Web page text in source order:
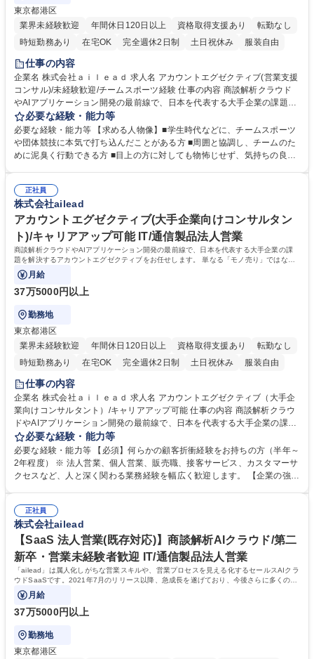
東京都港区
業界未経験歓迎
年間休日120日以上 資格取得支援あり
転勤なし
時短勤務あり
在宅OK 完全週休2日制 土日祝休み 服装自由
仕事の内容
企業名 株式会社ａｉｌｅａｄ 求人名 アカウントエグゼクティブ(営業支援
コンサル)/未経験歓迎/チームスポーツ経験 仕事の内容 商談解析クラウド
やAIアプリケーション開発の最前線で、日本を代表する大手企業の課題を
解決するアカウントエグゼクティブをお任せします。 単なる「モノ売り」
ではなく、担当する大手クライアントのオフィスへ 週に数日出向き、現場
の社員様と二人三脚で業務を進めながら深い信頼関係を築く「現場密着型
（FFDE）」のスタイルです。 ■現場でのリレーション構築と業務サポー
ゼクティブ(営業支援コンサル)/未経験歓迎/チームスポーツ経験
必要な経験・能力等
必要な経験・能力等 【求める人物像】■学生時代などに、チームスポーツ
や団体競技に本気で打ち込んだことがある方 ■周囲と協調し、チームのた
めに泥臭く行動できる方 ■目上の方に対しても物怖じせず、気持ちの良い
品力に加え、最新のAI技術と伴走型のコンサルティングを融合させ、競合
優位性を築いています。 学歴・資格 学歴：大学院 大学 高専 短大 専修学
校 高校 語学力： 資格：
正社員
株式会社ailead
アカウントエグゼクティブ(大手企業向けコンサルタン
ト)/キャリアアップ可能 IT/通信製品法人営業
商談解析クラウドやAIアプリケーション開発の最前線で、日本を代表する大手企業の課
題を解決するアカウントエグゼクティブをお任せします。 単なる「モノ売り」ではな
く、担当する大手クライアントのオフィスへ
月給
37万5000円以上
勤務地
東京都港区
業界未経験歓迎
年間休日120日以上 資格取得支援あり
転勤なし
時短勤務あり
在宅OK 完全週休2日制 土日祝休み 服装自由
仕事の内容
企業名 株式会社ａｉｌｅａｄ 求人名 アカウントエグゼクティブ（大手企
業向けコンサルタント）/キャリアアップ可能 仕事の内容 商談解析クラウ
ドやAIアプリケーション開発の最前線で、日本を代表する大手企業の課題
を解決するアカウントエグゼクティブをお任せします。 単なる「モノ売
り」ではなく、担当する大手クライアントのオフィスへ 週に数日出向き、
顧客の経営・業務課題の把握から解決策の立案、実行までを一気通貫で深
く関与するポジションです。 ■現場でのリレーション構築と業務サポート
クティブ（大手企業向けコンサルタント）/キャリアアップ可能
必要な経験・能力等
必要な経験・能力等 【必須】何らかの顧客折衝経験をお持ちの方（半年～
2年程度） ※ 法人営業、個人営業、販売職、接客サービス、カスタマーサ
クセスなど、人と深く関わる業務経験を幅広く歓迎します。 【企業の強
の新規開拓ではなく、既存顧客と長期的な深い信頼関係を築く営業がした
い方 ■分業型の営業スタイルに物足りなさを感じており、顧客と一気通貫
で関わりたい方 学歴・資格 学歴：大学院 大学 高専 短大 専修学校 高校 語
学力： 資格：
正社員
株式会社ailead
【SaaS 法人営業(既存対応)】商談解析AIクラウド/第二
新卒・営業未経験者歓迎 IT/通信製品法人営業
「ailead」は属人化しがちな営業スキルや、営業プロセスを見える化するセールスAIクラ
ウドSaaSです。2021年7月のリリース以降、急成長を遂げており、今後さらに多くの企
業様の成果創出に尽力できるようアカウント
月給
37万5000円以上
勤務地
東京都港区